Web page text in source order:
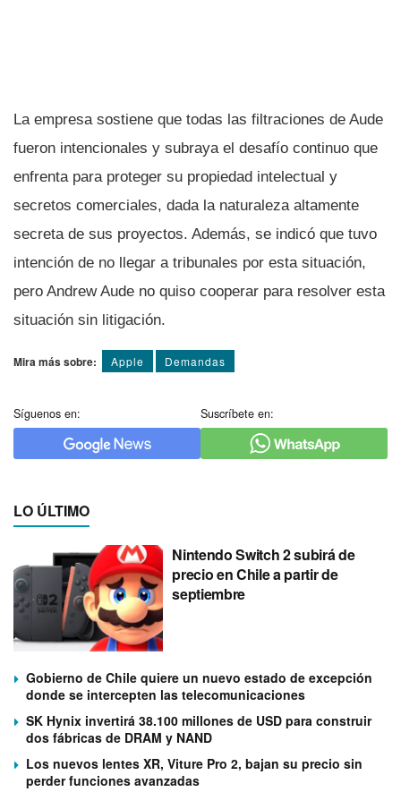
La empresa sostiene que todas las filtraciones de Aude
fueron intencionales y subraya el desafío continuo que
enfrenta para proteger su propiedad intelectual y
secretos comerciales, dada la naturaleza altamente
secreta de sus proyectos. Además, se indicó que tuvo
intención de no llegar a tribunales por esta situación,
pero Andrew Aude no quiso cooperar para resolver esta
situación sin litigación.
Mira más sobre: Apple Demandas
Síguenos en: Suscríbete en:
LO ÚLTIMO
Nintendo Switch 2 subirá de
precio en Chile a partir de
septiembre
Gobierno de Chile quiere un nuevo estado de excepción
donde se intercepten las telecomunicaciones
SK Hynix invertirá 38.100 millones de USD para construir
dos fábricas de DRAM y NAND
Los nuevos lentes XR, Viture Pro 2, bajan su precio sin
perder funciones avanzadas